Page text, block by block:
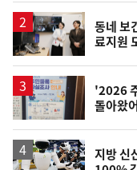
동네 보
료지원
'2026
돌아왔
지방 신